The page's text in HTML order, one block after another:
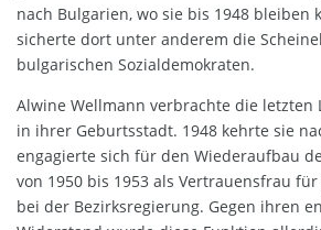
nach Bulgarien, wo sie bis 1948 bleiben
sicherte dort unter anderem die
bulgarischen Sozialdemokraten.
Alwine Wellmann verbrachte die letzten
in ihrer Geburtsstadt. 1948 kehrte sie
engagierte sich für den Wiederaufbau
von 1950 bis 1953 als Vertrauensfrau
bei der Bezirksregierung. Gegen ihren